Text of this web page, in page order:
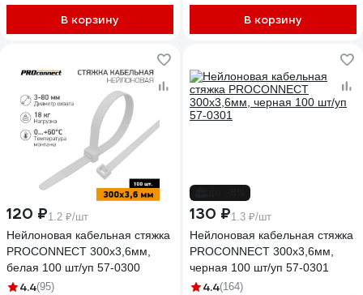
В корзину В корзину
120 ₽1.2 ₽/шт
Нейлоновая кабельная стяжка
PROCONNECT 300x3,6мм,
белая 100 шт/уп 57-0300
4.4(95)
130 ₽1.3 ₽/шт
Нейлоновая кабельная стяжка
PROCONNECT 300x3,6мм,
черная 100 шт/уп 57-0301
4.4(164)